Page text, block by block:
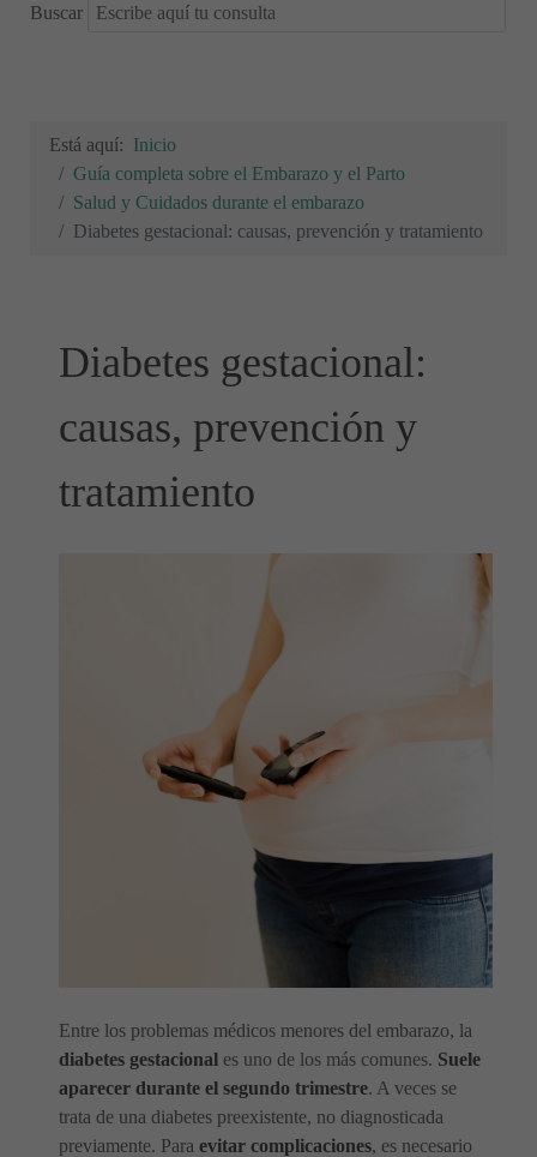
Buscar
Está aquí: Inicio
Guía completa sobre el Embarazo y el Parto
Salud y Cuidados durante el embarazo
Diabetes gestacional: causas, prevención y tratamiento
Diabetes gestacional:
causas, prevención y
tratamiento
Entre los problemas médicos menores del embarazo, la
diabetes gestacional es uno de los más comunes. Suele
aparecer durante el segundo trimestre. A veces se
trata de una diabetes preexistente, no diagnosticada
previamente. Para evitar complicaciones, es necesario